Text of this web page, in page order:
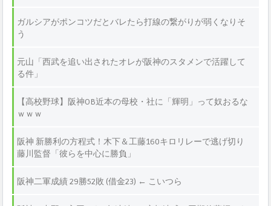
ガルシアがポンコツだとバレたら打線の繋がりが弱くなりそ
う
元山「西武を追い出されたオレが阪神のスタメンで活躍して
る件」
【高校野球】阪神OB近本の母校・社に「輝明」って奴おるな
ｗｗｗ
阪神 新勝利の方程式！木下＆工藤160キロリレーで逃げ切り
藤川監督「彼らを中心に勝負」
阪神二軍成績 29勝52敗 (借金23) ← こいつら